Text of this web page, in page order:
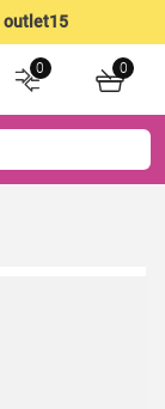
outlet15
0 0